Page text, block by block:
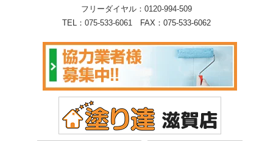
フリーダイヤル： 0120-994-509
TEL： 075-533-6061 FAX：075-533-6062